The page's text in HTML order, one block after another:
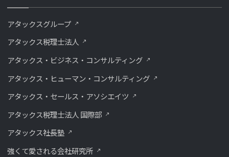
アタックスグループ
アタックス税理士法人
アタックス・ビジネス・コンサルティング
アタックス・ヒューマン・コンサルティング
アタックス・セールス・アソシエイツ
アタックス税理士法人 国際部
アタックス社長塾
強くて愛される会社研究所